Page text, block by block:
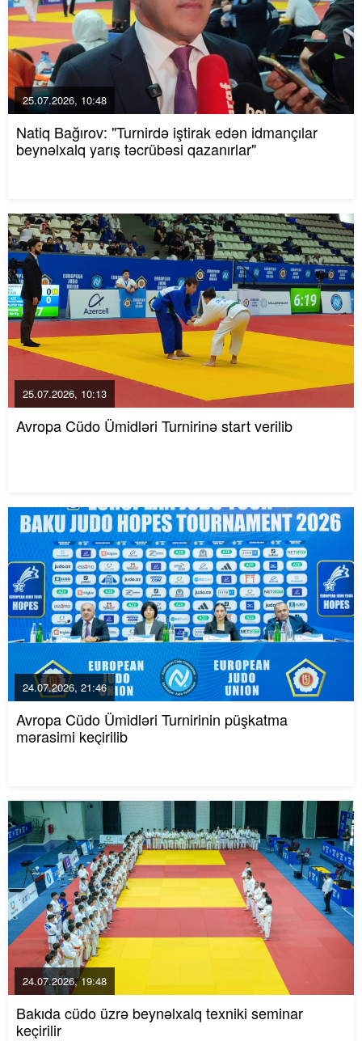
25.07.2026, 10:48
Natiq Bağırov: "Turnirdə iştirak edən idmançılar
beynəlxalq yarış təcrübəsi qazanırlar"
25.07.2026, 10:13
Avropa Cüdo Ümidləri Turnirinə start verilib
24.07.2026, 21:46
Avropa Cüdo Ümidləri Turnirinin püşkatma
mərasimi keçirilib
24.07.2026, 19:48
Bakıda cüdo üzrə beynəlxalq texniki seminar
keçirilir